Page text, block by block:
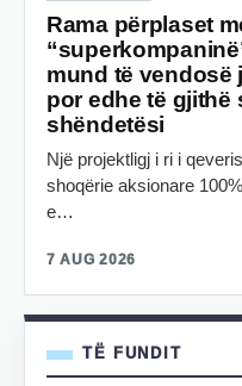
Rama përplaset
mund të vendosë
por edhe të gjithë
shëndetësi
Një projektligj i ri i
shoqërie aksionare
e…
7 AUG 2026
TË FUNDIT